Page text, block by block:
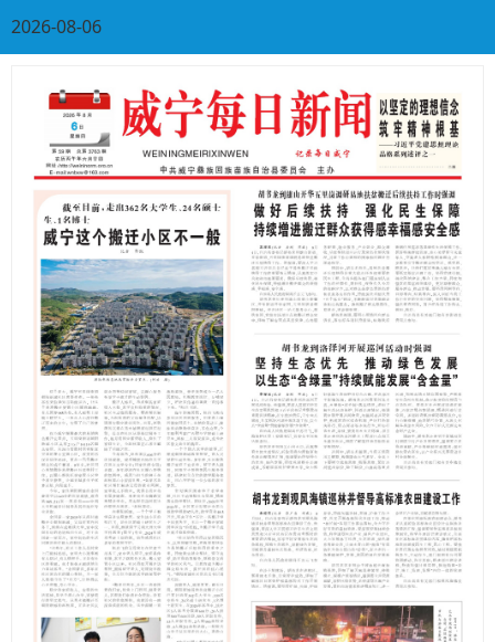
2026-08-06